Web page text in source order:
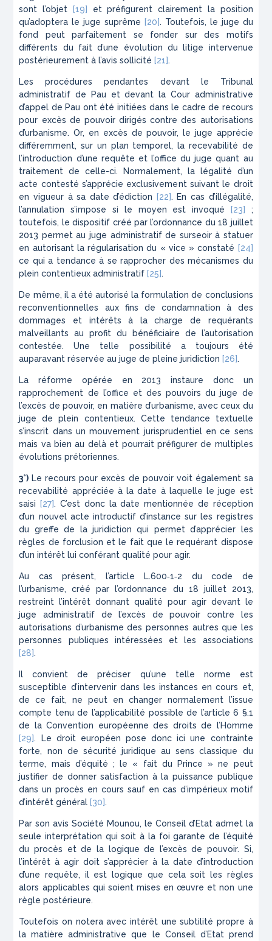
sont l’objet
[19]
et préfigurent clairement la position
qu’adoptera le juge suprême [20]. Toutefois, le juge du
fond peut parfaitement se fonder sur des motifs
différents du fait d’une évolution du litige intervenue
postérieurement à l’avis sollicité [21].
Les procédures pendantes devant le Tribunal
administratif de Pau et devant la Cour administrative
d’appel de Pau ont été initiées dans le cadre de recours
pour excès de pouvoir dirigés contre des autorisations
d’urbanisme. Or, en excès de pouvoir, le juge apprécie
différemment, sur un plan temporel, la recevabilité de
l’introduction d’une requête et l’office du juge quant au
traitement de celle-ci. Normalement, la légalité d’un
acte contesté s’apprécie exclusivement suivant le droit
en vigueur à sa date d’édiction
[22]. En cas d’illégalité,
l’annulation s’impose si le moyen est invoqué
[23]
;
toutefois, le dispositif créé par l’ordonnance du 18 juillet
2013 permet au juge administratif de surseoir à statuer
en autorisant la régularisation du « vice » constaté [24]
ce qui a tendance à se rapprocher des mécanismes du
plein contentieux administratif [25].
De même, il a été autorisé la formulation de conclusions
reconventionnelles aux fins de condamnation à des
dommages et intérêts à la charge de requérants
malveillants au profit du bénéficiaire de l’autorisation
contestée. Une telle possibilité a toujours été
auparavant réservée au juge de pleine juridiction [26].
La réforme opérée en 2013 instaure donc un
rapprochement de l’office et des pouvoirs du juge de
l’excès de pouvoir, en matière d’urbanisme, avec ceux du
juge de plein contentieux. Cette tendance textuelle
s’inscrit dans un mouvement jurisprudentiel en ce sens
mais va bien au delà et pourrait préfigurer de multiples
évolutions prétoriennes.
3°) Le recours pour excès de pouvoir voit également sa
recevabilité appréciée à la date à laquelle le juge est
saisi
[27]. C’est donc la date mentionnée de réception
d’un nouvel acte introductif d’instance sur les registres
du greffe de la juridiction qui permet d’apprécier les
règles de forclusion et le fait que le requérant dispose
d’un intérêt lui conférant qualité pour agir.
Au cas présent, l’article L.600‑1‑2 du code de
l’urbanisme, créé par l’ordonnance du 18 juillet 2013,
restreint l’intérêt donnant qualité pour agir devant le
juge administratif de l’excès de pouvoir contre les
autorisations d’urbanisme des personnes autres que les
personnes publiques intéressées et les associations
[28].
Il convient de préciser qu’une telle norme est
susceptible d’intervenir dans les instances en cours et,
de ce fait, ne peut en changer normalement l’issue
compte tenu de l’applicabilité possible de l’article 6 §.1
de la Convention européenne des droits de l’Homme
[29]. Le droit européen pose donc ici une contrainte
forte, non de sécurité juridique au sens classique du
terme, mais d’équité ; le « fait du Prince » ne peut
justifier de donner satisfaction à la puissance publique
dans un procès en cours sauf en cas d’impérieux motif
d’intérêt général [30].
Par son avisSociété Mounou, le Conseil d’Etat admet la
seule interprétation qui soit à la foi garante de l’équité
du procès et de la logique de l’excès de pouvoir. Si,
l’intérêt à agir doit s’apprécier à la date d’introduction
d’une requête, il est logique que cela soit les règles
alors applicables qui soient mises en œuvre et non une
règle postérieure.
Toutefois on notera avec intérêt une subtilité propre à
la matière administrative que le Conseil d’Etat prend